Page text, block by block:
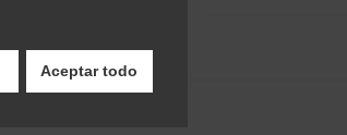
Aceptar todo